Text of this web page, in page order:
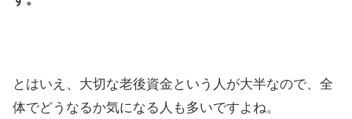
とはいえ、大切な老後資金という人が大半なので、全
体でどうなるか気になる人も多いですよね。